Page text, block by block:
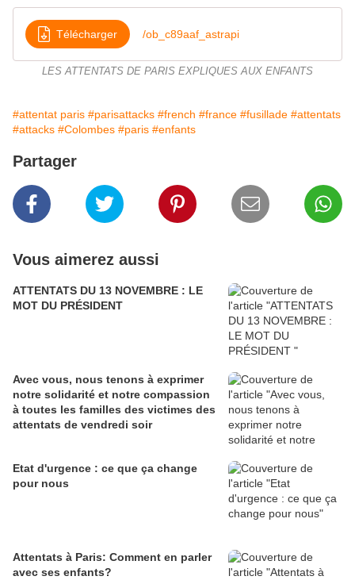
Télécharger /ob_c89aaf_astrapi
LES ATTENTATS DE PARIS EXPLIQUES AUX ENFANTS
#attentat paris #parisattacks #french #france #fusillade #attentats
#attacks #Colombes #paris #enfants
Partager
Vous aimerez aussi
ATTENTATS DU 13 NOVEMBRE : LE
MOT DU PRÉSIDENT
Avec vous, nous tenons à exprimer
notre solidarité et notre compassion
à toutes les familles des victimes des
attentats de vendredi soir
Etat d'urgence : ce que ça change
pour nous
Attentats à Paris: Comment en parler
avec ses enfants?